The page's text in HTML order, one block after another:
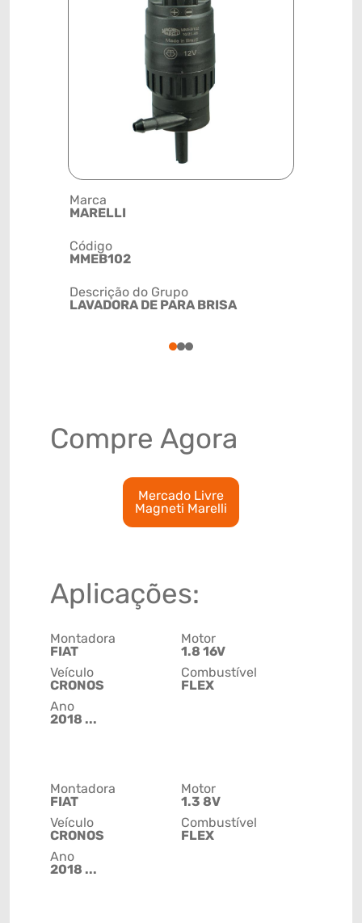
Marca
MARELLI
Código
MMEB102
Descrição do Grupo
LAVADORA DE PARA BRISA
123
Compre Agora
Mercado Livre
Magneti Marelli
Aplicações:
Montadora
FIAT
Veículo
CRONOS
Ano
2018 ...
Motor
1.8 16V
Combustível
FLEX
Montadora
FIAT
Veículo
CRONOS
Ano
2018 ...
Motor
1.3 8V
Combustível
FLEX